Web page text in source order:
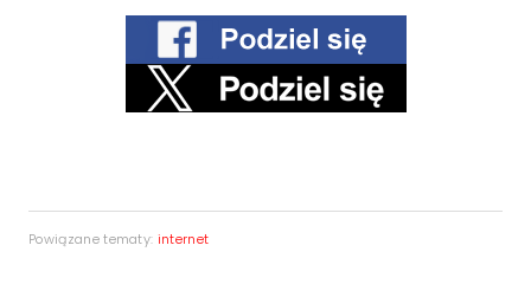
Powiązane tematy: internet